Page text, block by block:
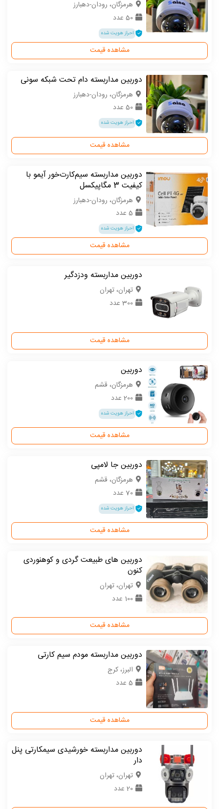
هرمزگان، رودان-دهبارز
50 عدد
احراز هویت شده
مشاهده قیمت
دوربین مداربسته دام تحت شبکه سونی
هرمزگان، رودان-دهبارز
50 عدد
احراز هویت شده
مشاهده قیمت
دوربین مداربسته سیم‌کارت‌خور آیمو با
کیفیت 3 مگاپیکسل
هرمزگان، رودان-دهبارز
5 عدد
احراز هویت شده
مشاهده قیمت
دوربین مداربسته ودزدگیر
تهران، تهران
300 عدد
مشاهده قیمت
دوربین
هرمزگان، قشم
200 عدد
احراز هویت شده
مشاهده قیمت
دوربین جا لامپی
هرمزگان، قشم
70 عدد
احراز هویت شده
مشاهده قیمت
دوربین های طبیعت گردی و کوهنوردی
کنون
تهران، تهران
100 عدد
مشاهده قیمت
دوربین مداربسته مودم سیم کارتی
البرز، کرج
5 عدد
مشاهده قیمت
دوربین مداربسته خورشیدی سیمکارتی پنل
دار
تهران، تهران
20 عدد